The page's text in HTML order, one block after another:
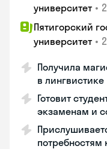
университет •
Пятигорский
университет •
Получила
в лингвистике
Готовит
экзаменам и
потребностям